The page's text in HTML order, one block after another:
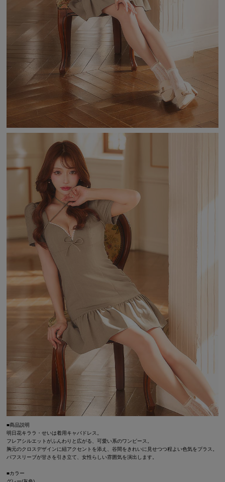
■商品説明
明日花キララ・せいは着用キャバドレス。
フレアシルエットがふんわりと広がる、可愛い系のワンピース。
胸元のクロスデザインに紐アクセントを添え、谷間をきれいに見せつつ程よい色気をプラス。
パフスリーブが甘さを引き立て、女性らしい雰囲気を演出します。
■カラー